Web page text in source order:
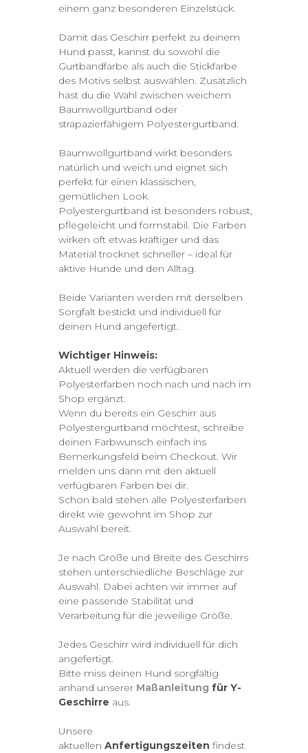
einem ganz besonderen Einzelstück.
Damit das Geschirr perfekt zu deinem
Hund passt, kannst du sowohl die
Gurtbandfarbe als auch die Stickfarbe
des Motivs selbst auswählen. Zusätzlich
hast du die Wahl zwischen weichem
Baumwollgurtband oder
strapazierfähigem Polyestergurtband.
Baumwollgurtband wirkt besonders
natürlich und weich und eignet sich
perfekt für einen klassischen,
gemütlichen Look.
Polyestergurtband ist besonders robust,
pflegeleicht und formstabil. Die Farben
wirken oft etwas kräftiger und das
Material trocknet schneller – ideal für
aktive Hunde und den Alltag.
Beide Varianten werden mit derselben
Sorgfalt bestickt und individuell für
deinen Hund angefertigt.
Wichtiger Hinweis:
Aktuell werden die verfügbaren
Polyesterfarben noch nach und nach im
Shop ergänzt.
Wenn du bereits ein Geschirr aus
Polyestergurtband möchtest, schreibe
deinen Farbwunsch einfach ins
Bemerkungsfeld beim Checkout. Wir
melden uns dann mit den aktuell
verfügbaren Farben bei dir.
Schon bald stehen alle Polyesterfarben
direkt wie gewohnt im Shop zur
Auswahl bereit.
Je nach Größe und Breite des Geschirrs
stehen unterschiedliche Beschläge zur
Auswahl. Dabei achten wir immer auf
eine passende Stabilität und
Verarbeitung für die jeweilige Größe.
Jedes Geschirr wird individuell für dich
angefertigt.
Bitte miss deinen Hund sorgfältig
anhand unserer Maßanleitung für Y-
Geschirre aus.
Unsere
aktuellenAnfertigungszeiten findest